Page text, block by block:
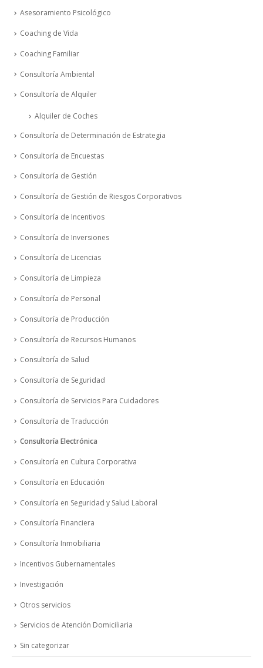
Asesoramiento Psicológico
Coaching de Vida
Coaching Familiar
Consultoría Ambiental
Consultoría de Alquiler
Alquiler de Coches
Consultoría de Determinación de Estrategia
Consultoría de Encuestas
Consultoría de Gestión
Consultoría de Gestión de Riesgos Corporativos
Consultoría de Incentivos
Consultoría de Inversiones
Consultoría de Licencias
Consultoría de Limpieza
Consultoría de Personal
Consultoría de Producción
Consultoría de Recursos Humanos
Consultoría de Salud
Consultoría de Seguridad
Consultoría de Servicios Para Cuidadores
Consultoría de Traducción
Consultoría Electrónica
Consultoría en Cultura Corporativa
Consultoría en Educación
Consultoría en Seguridad y Salud Laboral
Consultoría Financiera
Consultoría Inmobiliaria
Incentivos Gubernamentales
Investigación
Otros servicios
Servicios de Atención Domiciliaria
Sin categorizar